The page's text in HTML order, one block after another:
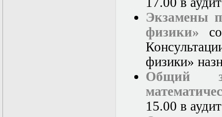
Экзамены
физики»
физики»
Общий
15.00 в